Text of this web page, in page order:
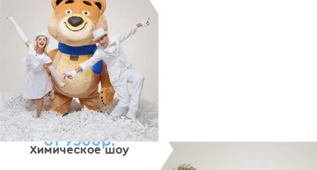
Химическое шоу
от 9500р.